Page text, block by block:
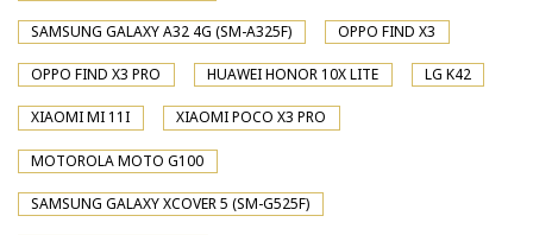
SAMSUNG GALAXY A32 4G (SM-A325F) OPPO FIND X3
OPPO FIND X3 PRO HUAWEI HONOR 10X LITE LG K42
XIAOMI MI 11I XIAOMI POCO X3 PRO
MOTOROLA MOTO G100
SAMSUNG GALAXY XCOVER 5 (SM-G525F)